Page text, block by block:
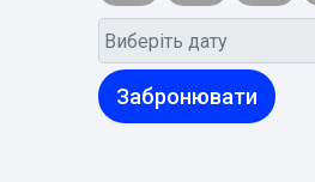
Забронювати